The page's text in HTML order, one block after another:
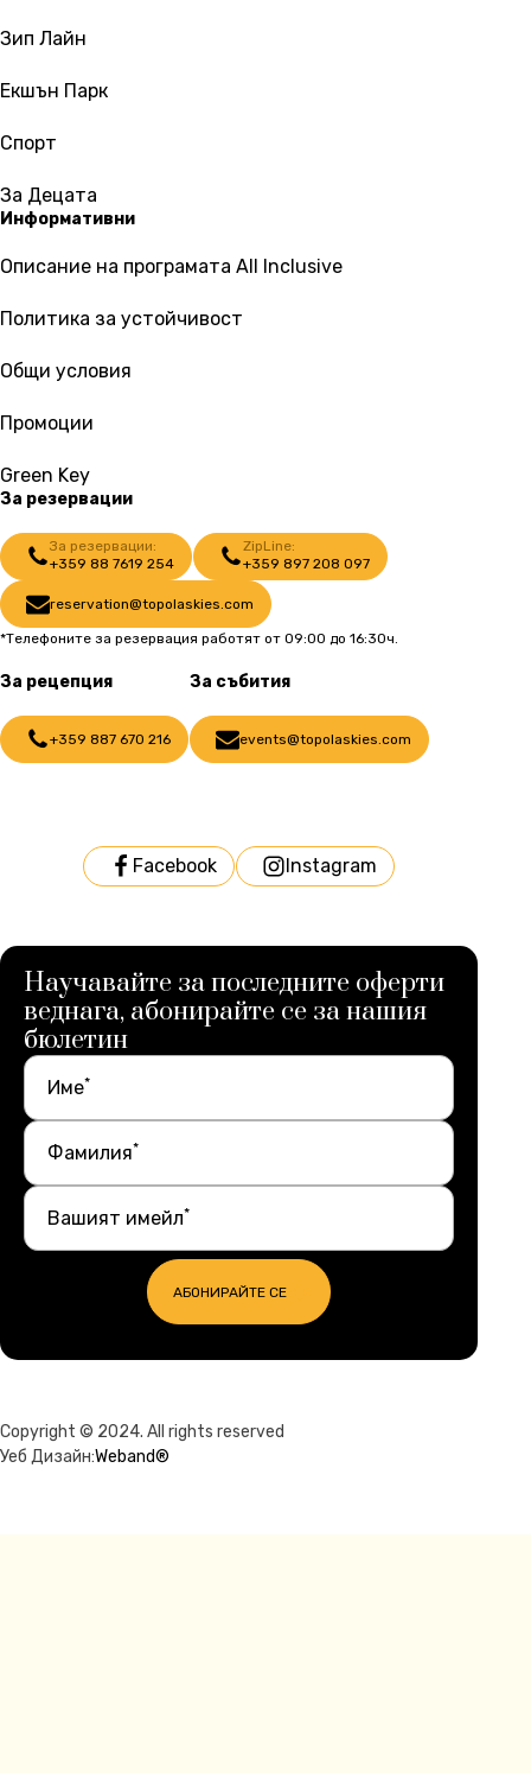
Зип Лайн
Екшън Парк
Спорт
За Децата
Информативни
Описание на програмата All Inclusive
Политика за устойчивост
Общи условия
Промоции
Green Key
За резервации
За резервации:
+359 88 7619 254
ZipLine:
+359 897 208 097
reservation@topolaskies.com
*Телефоните за резервация работят от 09:00 до 16:30ч.
За рецепция
+359 887 670 216
За събития
events@topolaskies.com
Facebook Instagram
Научавайте за последните оферти
веднага, абонирайте се за нашия
бюлетин
Име*
Фамилия*
Вашият имейл*
АБОНИРАЙТЕ СЕ
Copyright © 2024. All rights reserved
Уеб Дизайн:Weband®